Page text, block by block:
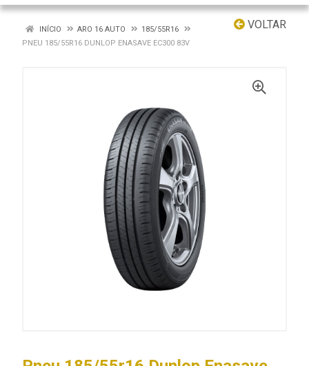
VOLTAR
INÍCIO ARO 16 AUTO
185/55R16
PNEU 185/55R16 DUNLOP ENASAVE EC300 83V